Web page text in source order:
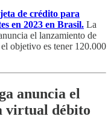
de crédito para
en 2023 en Brasil. La
el lanzamiento de
objetivo es tener 120.000
anuncia el
virtual débito